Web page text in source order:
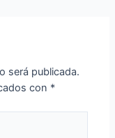
será publicada.
con *